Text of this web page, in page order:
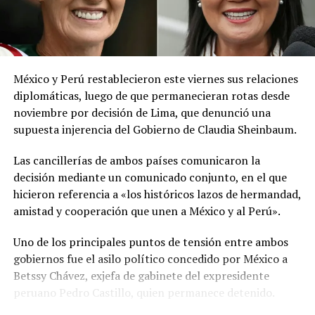
del Sahara, se esperan lluvias durante los próximos días,
por lo que pidió a la población mantenerse atenta a la
información oficial sobre las condiciones
meteorológicas.
Las autoridades reiteraron el llamado a consultar los
canales oficiales del MARN y adoptar las medidas de
prevención necesarias para reducir los efectos de este
fenómeno atmosférico, especialmente entre las
personas con mayor riesgo de complicaciones de salud.
Comparte esto:
Facebook X
Me gusta esto:
México y Perú restablecieron este viernes sus relaciones
diplomáticas, luego de que permanecieran rotas desde
noviembre por decisión de Lima, que denunció una
supuesta injerencia del Gobierno de Claudia Sheinbaum.
Las cancillerías de ambos países comunicaron la
decisión mediante un comunicado conjunto, en el que
hicieron referencia a «los históricos lazos de hermandad,
amistad y cooperación que unen a México y al Perú».
Uno de los principales puntos de tensión entre ambos
gobiernos fue el asilo político concedido por México a
Betssy Chávez, exjefa de gabinete del expresidente
peruano Pedro Castillo, quien permanece detenido.